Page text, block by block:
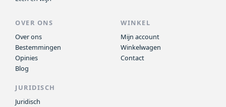
OVER ONS
Over ons
Bestemmingen
Opinies
Blog
WINKEL
Mijn account
Winkelwagen
Contact
JURIDISCH
Juridisch